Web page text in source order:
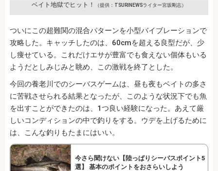
ベイト地獄でヒット！ （提供：TSURINEWSライター宮坂剛志）
ついにこの超難関の混合パターンを小型バイブレーションで
攻略した。キャッチしたのは、60cmを超える良型だが、少
し痩せている。これだけエサが豊富でも食えない個体もいる
ようだとしみじみと眺め、この激戦を終了とした。
今回の養老川でのシーバスゲームは、昼も夜もベイトの多さ
に苦戦させられる結果となったが、このような状況下でも魚
を出すことができたのは、1つ良い経験になった。あえて厳
しいコンディションの中で釣りをする。ウデを上げるために
は、こんな釣りもたまにはいい。
今さら聞けない【陸っぱりシーバスポイント5
選】 基本のポイントをおさらいしよう